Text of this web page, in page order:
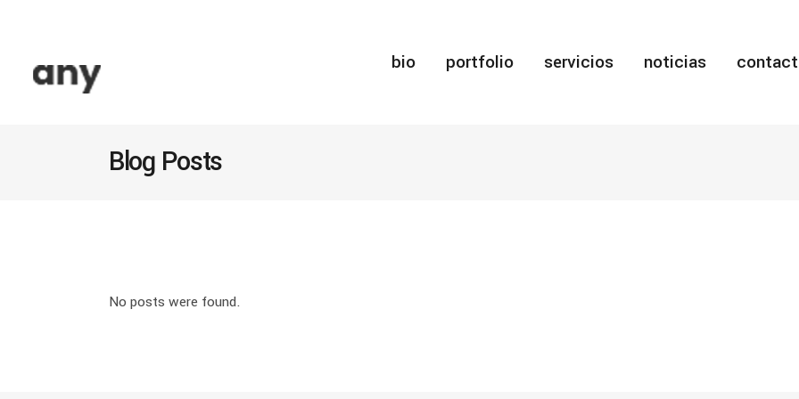
bio portfolio servicios noticias
Blog Posts
No posts were found.